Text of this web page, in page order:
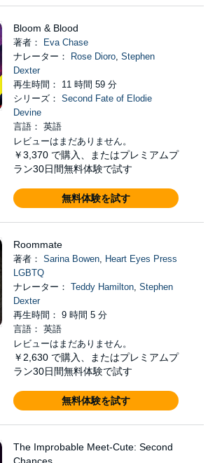
Bloom & Blood
著者：
Eva Chase
ナレーター：
Rose Dioro, Stephen
Dexter
再生時間： 11 時間 59 分
シリーズ： Second Fate of Elodie
Devine
言語： 英語
レビューはまだありません。
￥3,370 で購入、またはプレミアムプ
ラン30日間無料体験で試す
無料体験を試す
Roommate
著者： Sarina Bowen, Heart Eyes Press
LGBTQ
ナレーター： Teddy Hamilton, Stephen
Dexter
再生時間： 9 時間 5 分
言語： 英語
レビューはまだありません。
￥2,630 で購入、またはプレミアムプ
ラン30日間無料体験で試す
無料体験を試す
The Improbable Meet-Cute: Second